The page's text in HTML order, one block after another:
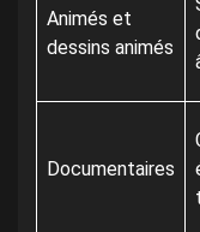
Animés et
dessins animés
Documentaires